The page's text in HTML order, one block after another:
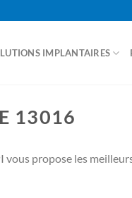
IMPLANTAIRES
13016
vous propose les